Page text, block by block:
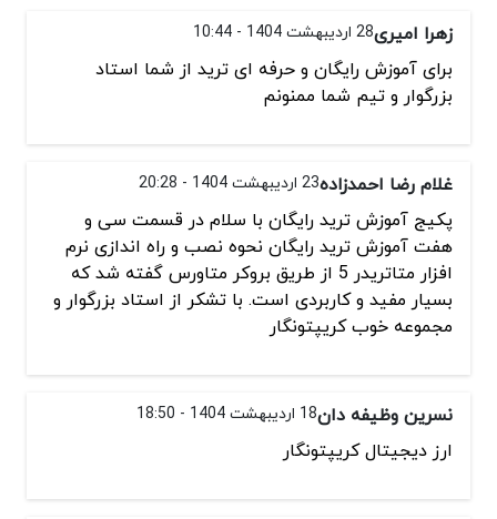
زهرا امیری28 اردیبهشت 1404 - 10:44
برای آموزش رایگان و حرفه ای ترید از شما استاد
بزرگوار و تیم شما ممنونم
غلام رضا احمدزاده23 اردیبهشت 1404 - 20:28
پکیج آموزش ترید رایگان با سلام در قسمت سی و
هفت آموزش ترید رایگان نحوه نصب و راه اندازی نرم
افزار متاتریدر 5 از طریق بروکر متاورس گفته شد که
بسیار مفید و کاربردی است. با تشکر از استاد بزرگوار و
مجموعه خوب کریپتونگار
نسرین وظیفه دان18 اردیبهشت 1404 - 18:50
ارز دیجیتال کریپتونگار